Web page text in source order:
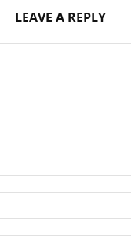
LEAVE A REPLY